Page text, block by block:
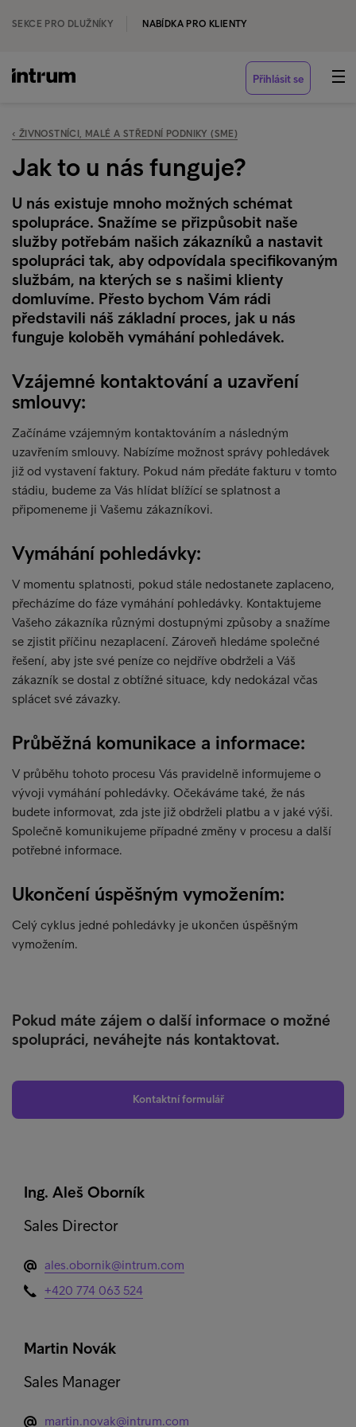
SEKCE PRO DLUŽNÍKY NABÍDKA PRO KLIENTY
Přihlásit se
‹ ŽIVNOSTNÍCI, MALÉ A STŘEDNÍ PODNIKY (SME)
Jak to u nás funguje?
U nás existuje mnoho možných schémat
spolupráce. Snažíme se přizpůsobit naše
služby potřebám našich zákazníků a nastavit
spolupráci tak, aby odpovídala specifikovaným
službám, na kterých se s našimi klienty
domluvíme. Přesto bychom Vám rádi
představili náš základní proces, jak u nás
funguje koloběh vymáhání pohledávek.
Vzájemné kontaktování a uzavření
smlouvy:
Začínáme vzájemným kontaktováním a následným
uzavřením smlouvy. Nabízíme možnost správy pohledávek
již od vystavení faktury. Pokud nám předáte fakturu v tomto
stádiu, budeme za Vás hlídat blížící se splatnost a
připomeneme ji Vašemu zákazníkovi.
Vymáhání pohledávky:
V momentu splatnosti, pokud stále nedostanete zaplaceno,
přecházíme do fáze vymáhání pohledávky. Kontaktujeme
Vašeho zákazníka různými dostupnými způsoby a snažíme
se zjistit příčinu nezaplacení. Zároveň hledáme společné
řešení, aby jste své peníze co nejdříve obdrželi a Váš
zákazník se dostal z obtížné situace, kdy nedokázal včas
splácet své závazky.
Průběžná komunikace a informace:
V průběhu tohoto procesu Vás pravidelně informujeme o
vývoji vymáhání pohledávky. Očekáváme také, že nás
budete informovat, zda jste již obdrželi platbu a v jaké výši.
Společně komunikujeme případné změny v procesu a další
potřebné informace.
Ukončení úspěšným vymožením:
Celý cyklus jedné pohledávky je ukončen úspěšným
vymožením.
Pokud máte zájem o další informace o možné
spolupráci, neváhejte nás kontaktovat.
Kontaktní formulář
Ing. Aleš Oborník
Sales Director
ales.obornik@intrum.com
+420 774 063 524
Martin Novák
Sales Manager
martin.novak@intrum.com